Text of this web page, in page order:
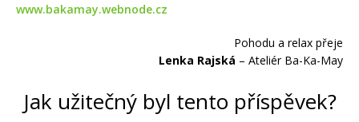
www.bakamay.webnode.cz
Pohodu a relax přeje
Lenka Rajská – Ateliér Ba-Ka-May
Jak užitečný byl tento příspěvek?